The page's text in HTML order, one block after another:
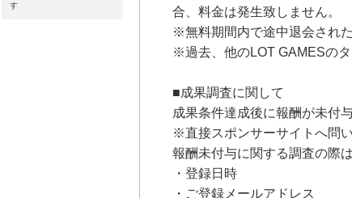
す
合、料金は発生致しません。
※無料期間内で途中退会され
※過去、他のLOT GAMESの
■成果調査に関して
成果条件達成後に報酬が未付
※直接スポンサーサイトへ問
報酬未付与に関する調査の際
・登録日時
・ご登録メールアドレス